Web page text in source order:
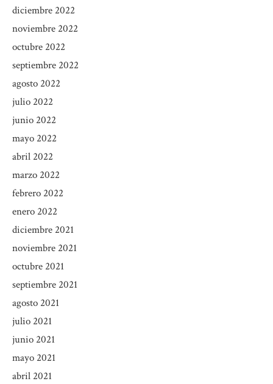
diciembre 2022
noviembre 2022
octubre 2022
septiembre 2022
agosto 2022
julio 2022
junio 2022
mayo 2022
abril 2022
marzo 2022
febrero 2022
enero 2022
diciembre 2021
noviembre 2021
octubre 2021
septiembre 2021
agosto 2021
julio 2021
junio 2021
mayo 2021
abril 2021